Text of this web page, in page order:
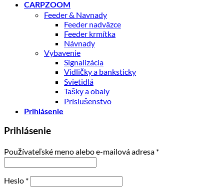
CARPZOOM
Feeder & Navnady
Feeder nadväzce
Feeder krmítka
Návnady
Vybavenie
Signalizácia
Vidličky a banksticky
Svietidlá
Tašky a obaly
Príslušenstvo
Prihlásenie
Prihlásenie
Používateľské meno alebo e-mailová adresa *Povinné
Heslo *Povinné